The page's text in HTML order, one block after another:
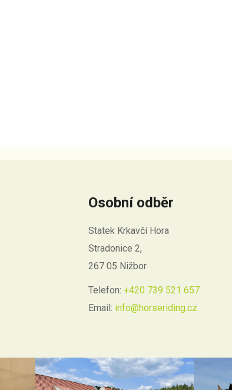
Osobní odběr
Statek Krkavčí Hora
Stradonice 2,
267 05 Nižbor
Telefon: +420 739 521 657
Email: info@horseriding.cz